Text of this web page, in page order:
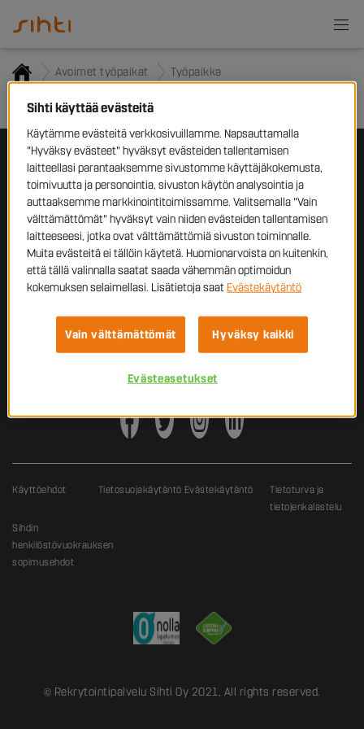
Avoimet työpaikat Työpaikka
Työpaikkailmoitusta ei löytynyt
Työnhakijoille
Yrityksille
Sihti
Ota yhteyttä
Esplanadi 2,
33100 Tampere
+358 10 320 6500
sihti@sihti.fi
Käyttöehdot Tietosuojakäytäntö Evästekäytäntö
Tietoturva ja
tietojenkalastelu
Sihdin
henkilöstövuokrauksen
sopimusehdot
© Rekrytointipalvelu Sihti Oy 2021, All rights reserved.
Sihti käyttää evästeitä
Käytämme evästeitä verkkosivuillamme. Napsauttamalla
"Hyväksy evästeet" hyväksyt evästeiden tallentamisen
laitteellasi parantaaksemme sivustomme käyttäjäkokemusta,
toimivuutta ja personointia, sivuston käytön analysointia ja
auttaaksemme markkinointitoimissamme. Valitsemalla "Vain
välttämättömät" hyväksyt vain niiden evästeiden tallentamisen
laitteeseesi, jotka ovat välttämättömiä sivuston toiminnalle.
Muita evästeitä ei tällöin käytetä. Huomionarvoista on kuitenkin,
että tällä valinnalla saatat saada vähemmän optimoidun
kokemuksen selaimellasi. Lisätietoja saat Evästekäytäntö
Vain välttämättömät Hyväksy kaikki
Evästeasetukset